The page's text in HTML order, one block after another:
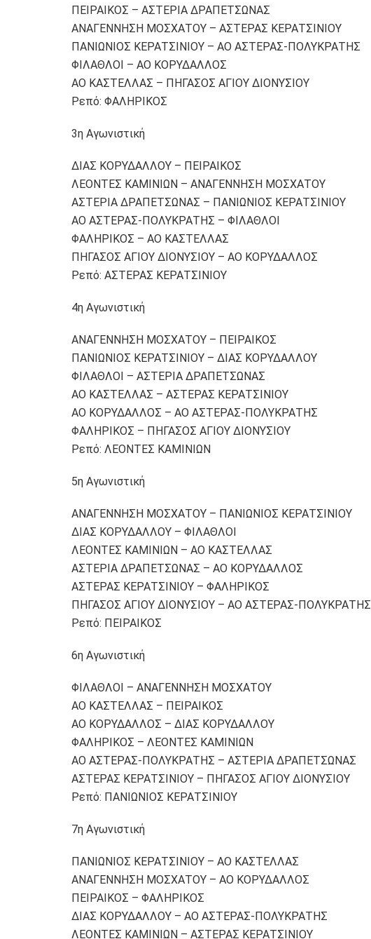
ΠΕΙΡΑΙΚΟΣ – ΑΣΤΕΡΙΑ ΔΡΑΠΕΤΣΩΝΑΣ
ΑΝΑΓΕΝΝΗΣΗ ΜΟΣΧΑΤΟΥ – ΑΣΤΕΡΑΣ ΚΕΡΑΤΣΙΝΙΟΥ
ΠΑΝΙΩΝΙΟΣ ΚΕΡΑΤΣΙΝΙΟΥ – ΑΟ ΑΣΤΕΡΑΣ-ΠΟΛΥΚΡΑΤΗΣ
ΦΙΛΑΘΛΟΙ – ΑΟ ΚΟΡΥΔΑΛΛΟΣ
ΑΟ ΚΑΣΤΕΛΛΑΣ – ΠΗΓΑΣΟΣ ΑΓΙΟΥ ΔΙΟΝΥΣΙΟΥ
Ρεπό: ΦΑΛΗΡΙΚΟΣ
3η Αγωνιστική
ΔΙΑΣ ΚΟΡΥΔΑΛΛΟΥ – ΠΕΙΡΑΙΚΟΣ
ΛΕΟΝΤΕΣ ΚΑΜΙΝΙΩΝ – ΑΝΑΓΕΝΝΗΣΗ ΜΟΣΧΑΤΟΥ
ΑΣΤΕΡΙΑ ΔΡΑΠΕΤΣΩΝΑΣ – ΠΑΝΙΩΝΙΟΣ ΚΕΡΑΤΣΙΝΙΟΥ
ΑΟ ΑΣΤΕΡΑΣ-ΠΟΛΥΚΡΑΤΗΣ – ΦΙΛΑΘΛΟΙ
ΦΑΛΗΡΙΚΟΣ – ΑΟ ΚΑΣΤΕΛΛΑΣ
ΠΗΓΑΣΟΣ ΑΓΙΟΥ ΔΙΟΝΥΣΙΟΥ – ΑΟ ΚΟΡΥΔΑΛΛΟΣ
Ρεπό: ΑΣΤΕΡΑΣ ΚΕΡΑΤΣΙΝΙΟΥ
4η Αγωνιστική
ΑΝΑΓΕΝΝΗΣΗ ΜΟΣΧΑΤΟΥ – ΠΕΙΡΑΙΚΟΣ
ΠΑΝΙΩΝΙΟΣ ΚΕΡΑΤΣΙΝΙΟΥ – ΔΙΑΣ ΚΟΡΥΔΑΛΛΟΥ
ΦΙΛΑΘΛΟΙ – ΑΣΤΕΡΙΑ ΔΡΑΠΕΤΣΩΝΑΣ
ΑΟ ΚΑΣΤΕΛΛΑΣ – ΑΣΤΕΡΑΣ ΚΕΡΑΤΣΙΝΙΟΥ
ΑΟ ΚΟΡΥΔΑΛΛΟΣ – ΑΟ ΑΣΤΕΡΑΣ-ΠΟΛΥΚΡΑΤΗΣ
ΦΑΛΗΡΙΚΟΣ – ΠΗΓΑΣΟΣ ΑΓΙΟΥ ΔΙΟΝΥΣΙΟΥ
Ρεπό: ΛΕΟΝΤΕΣ ΚΑΜΙΝΙΩΝ
5η Αγωνιστική
ΑΝΑΓΕΝΝΗΣΗ ΜΟΣΧΑΤΟΥ – ΠΑΝΙΩΝΙΟΣ ΚΕΡΑΤΣΙΝΙΟΥ
ΔΙΑΣ ΚΟΡΥΔΑΛΛΟΥ – ΦΙΛΑΘΛΟΙ
ΛΕΟΝΤΕΣ ΚΑΜΙΝΙΩΝ – ΑΟ ΚΑΣΤΕΛΛΑΣ
ΑΣΤΕΡΙΑ ΔΡΑΠΕΤΣΩΝΑΣ – ΑΟ ΚΟΡΥΔΑΛΛΟΣ
ΑΣΤΕΡΑΣ ΚΕΡΑΤΣΙΝΙΟΥ – ΦΑΛΗΡΙΚΟΣ
ΠΗΓΑΣΟΣ ΑΓΙΟΥ ΔΙΟΝΥΣΙΟΥ – ΑΟ ΑΣΤΕΡΑΣ-ΠΟΛΥΚΡΑΤΗΣ
Ρεπό: ΠΕΙΡΑΙΚΟΣ
6η Αγωνιστική
ΦΙΛΑΘΛΟΙ – ΑΝΑΓΕΝΝΗΣΗ ΜΟΣΧΑΤΟΥ
ΑΟ ΚΑΣΤΕΛΛΑΣ – ΠΕΙΡΑΙΚΟΣ
ΑΟ ΚΟΡΥΔΑΛΛΟΣ – ΔΙΑΣ ΚΟΡΥΔΑΛΛΟΥ
ΦΑΛΗΡΙΚΟΣ – ΛΕΟΝΤΕΣ ΚΑΜΙΝΙΩΝ
ΑΟ ΑΣΤΕΡΑΣ-ΠΟΛΥΚΡΑΤΗΣ – ΑΣΤΕΡΙΑ ΔΡΑΠΕΤΣΩΝΑΣ
ΑΣΤΕΡΑΣ ΚΕΡΑΤΣΙΝΙΟΥ – ΠΗΓΑΣΟΣ ΑΓΙΟΥ ΔΙΟΝΥΣΙΟΥ
Ρεπό: ΠΑΝΙΩΝΙΟΣ ΚΕΡΑΤΣΙΝΙΟΥ
7η Αγωνιστική
ΠΑΝΙΩΝΙΟΣ ΚΕΡΑΤΣΙΝΙΟΥ – ΑΟ ΚΑΣΤΕΛΛΑΣ
ΑΝΑΓΕΝΝΗΣΗ ΜΟΣΧΑΤΟΥ – ΑΟ ΚΟΡΥΔΑΛΛΟΣ
ΠΕΙΡΑΙΚΟΣ – ΦΑΛΗΡΙΚΟΣ
ΔΙΑΣ ΚΟΡΥΔΑΛΛΟΥ – ΑΟ ΑΣΤΕΡΑΣ-ΠΟΛΥΚΡΑΤΗΣ
ΛΕΟΝΤΕΣ ΚΑΜΙΝΙΩΝ – ΑΣΤΕΡΑΣ ΚΕΡΑΤΣΙΝΙΟΥ